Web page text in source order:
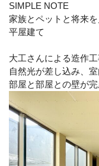
SIMPLE NOTE
家族とペットと将来
平屋建て
大工さんによる造作工
自然光が差し込み、
部屋と部屋との壁が